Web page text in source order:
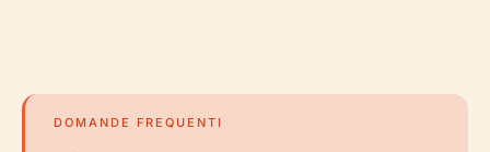
DOMANDE FREQUENTI